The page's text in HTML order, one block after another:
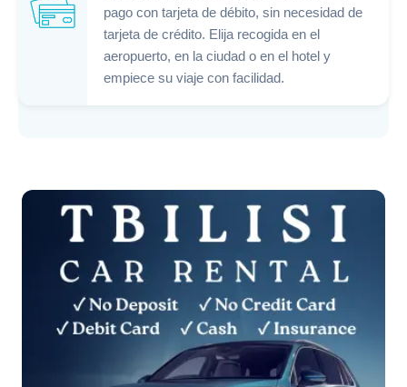
pago con tarjeta de débito, sin necesidad de
tarjeta de crédito. Elija recogida en el
aeropuerto, en la ciudad o en el hotel y
empiece su viaje con facilidad.